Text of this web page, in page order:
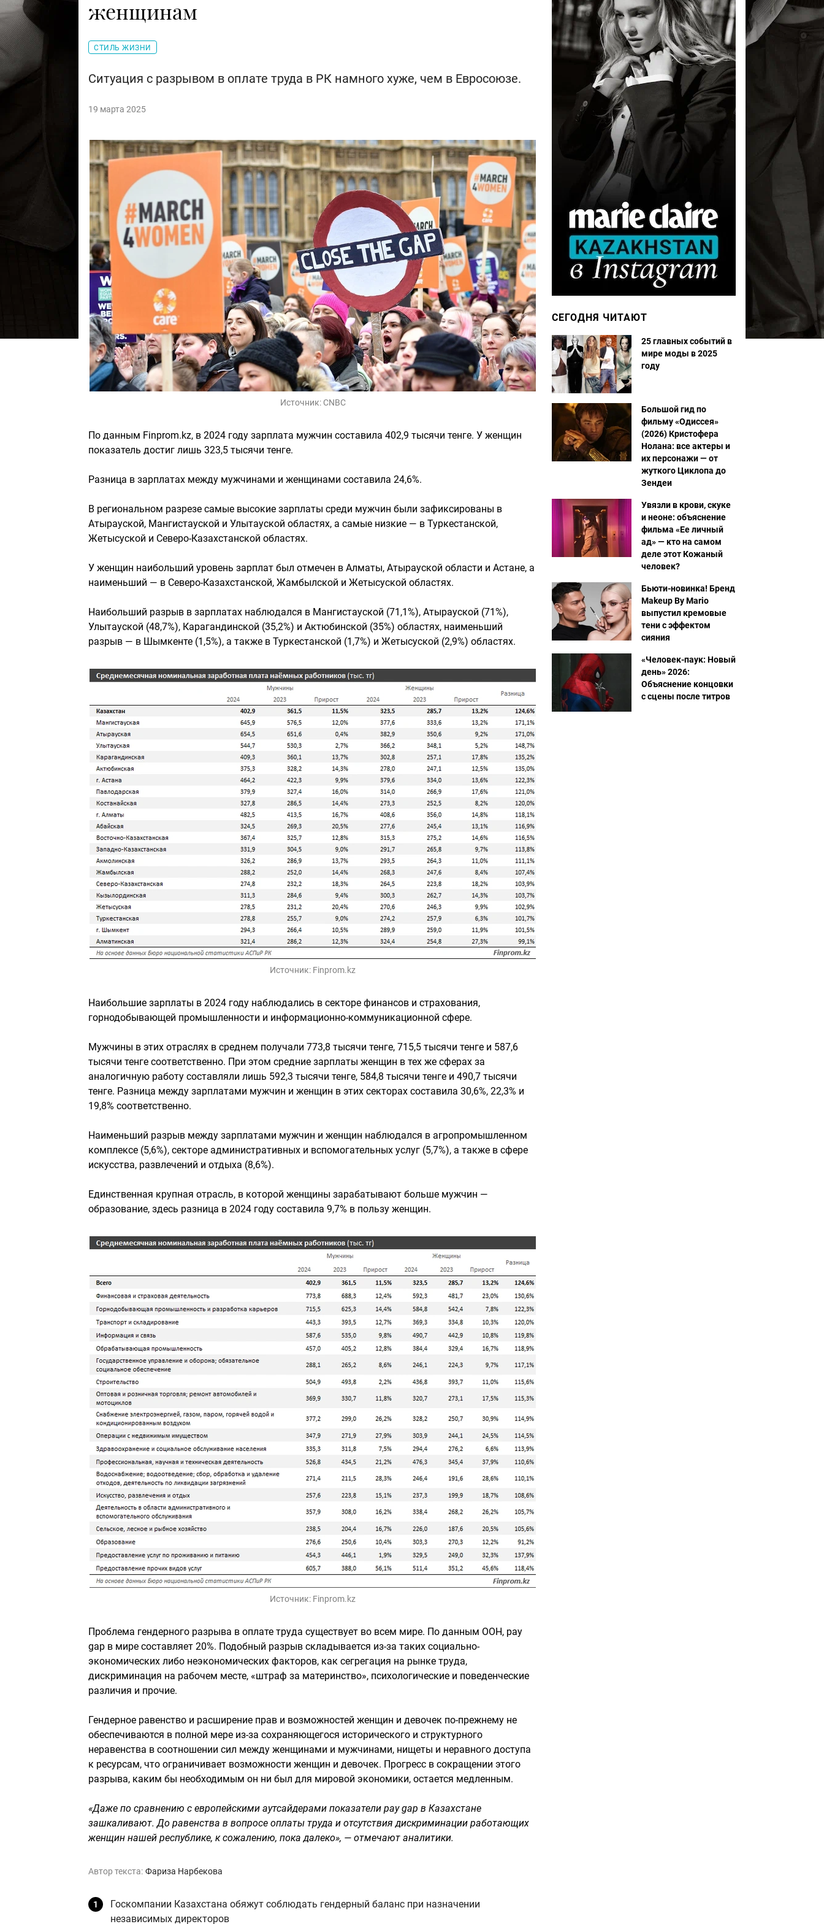
женщинам
СТИЛЬ ЖИЗНИ
Ситуация с разрывом в оплате труда в РК намного хуже, чем в Евросоюзе.
19 марта 2025
Источник: CNBC
По данным Finprom.kz, в 2024 году зарплата мужчин составила 402,9 тысячи тенге. У женщин
показатель достиг лишь 323,5 тысячи тенге.
Разница в зарплатах между мужчинами и женщинами составила 24,6%.
В региональном разрезе самые высокие зарплаты среди мужчин были зафиксированы в
Атырауской, Мангистауской и Улытауской областях, а самые низкие — в Туркестанской,
Жетысуской и Северо-Казахстанской областях.
У женщин наибольший уровень зарплат был отмечен в Алматы, Атырауской области и Астане, а
наименьший — в Северо-Казахстанской, Жамбылской и Жетысуской областях.
Наибольший разрыв в зарплатах наблюдался в Мангистауской (71,1%), Атырауской (71%),
Улытауской (48,7%), Карагандинской (35,2%) и Актюбинской (35%) областях, наименьший
разрыв — в Шымкенте (1,5%), а также в Туркестанской (1,7%) и Жетысуской (2,9%) областях.
Источник: Finprom.kz
Наибольшие зарплаты в 2024 году наблюдались в секторе финансов и страхования,
горнодобывающей промышленности и информационно-коммуникационной сфере.
Мужчины в этих отраслях в среднем получали 773,8 тысячи тенге, 715,5 тысячи тенге и 587,6
тысячи тенге соответственно. При этом средние зарплаты женщин в тех же сферах за
аналогичную работу составляли лишь 592,3 тысячи тенге, 584,8 тысячи тенге и 490,7 тысячи
тенге. Разница между зарплатами мужчин и женщин в этих секторах составила 30,6%, 22,3% и
19,8% соответственно.
Наименьший разрыв между зарплатами мужчин и женщин наблюдался в агропромышленном
комплексе (5,6%), секторе административных и вспомогательных услуг (5,7%), а также в сфере
искусства, развлечений и отдыха (8,6%).
Единственная крупная отрасль, в которой женщины зарабатывают больше мужчин —
образование, здесь разница в 2024 году составила 9,7% в пользу женщин.
Источник: Finprom.kz
Проблема гендерного разрыва в оплате труда существует во всем мире. По данным ООН, pay
gap в мире составляет 20%. Подобный разрыв складывается из-за таких социально-
экономических либо неэкономических факторов, как сегрегация на рынке труда,
дискриминация на рабочем месте, «штраф за материнство», психологические и поведенческие
различия и прочие.
Гендерное равенство и расширение прав и возможностей женщин и девочек по-прежнему не
обеспечиваются в полной мере из-за сохраняющегося исторического и структурного
неравенства в соотношении сил между женщинами и мужчинами, нищеты и неравного доступа
к ресурсам, что ограничивает возможности женщин и девочек. Прогресс в сокращении этого
разрыва, каким бы необходимым он ни был для мировой экономики, остается медленным.
«Даже по сравнению с европейскими аутсайдерами показатели pay gap в Казахстане
зашкаливают. До равенства в вопросе оплаты труда и отсутствия дискриминации работающих
женщин нашей республике, к сожалению, пока далеко», — отмечают аналитики.
Автор текста: Фариза Нарбекова
Госкомпании Казахстана обяжут соблюдать гендерный баланс при назначении
независимых директоров
СЕГОДНЯ ЧИТАЮТ
25 главных событий в
мире моды в 2025
году
Большой гид по
фильму «Одиссея»
(2026) Кристофера
Нолана: все актеры и
их персонажи — от
жуткого Циклопа до
Зендеи
Увязли в крови, скуке
и неоне: объяснение
фильма «Ее личный
ад» — кто на самом
деле этот Кожаный
человек?
Бьюти-новинка! Бренд
Makeup By Mario
выпустил кремовые
тени с эффектом
сияния
«Человек-паук: Новый
день» 2026:
Объяснение концовки
с сцены после титров